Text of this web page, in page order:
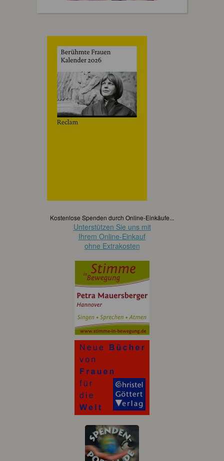
Kostenlose Spenden durch Online-Einkäufe...
Unterstützen Sie uns mit
Ihrem Online-Einkauf
ohne Extrakosten